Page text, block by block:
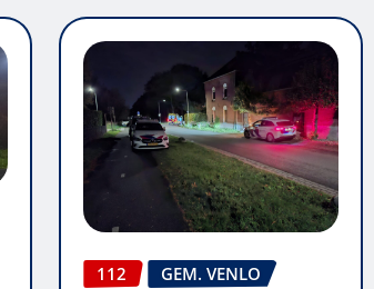
112 GEM. VENLO